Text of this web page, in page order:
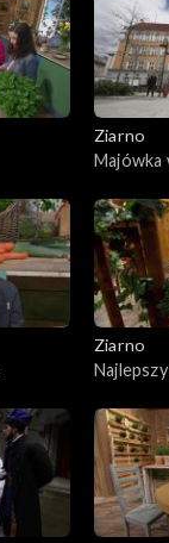
Ziarno
Majówka
Ziarno
Bożego